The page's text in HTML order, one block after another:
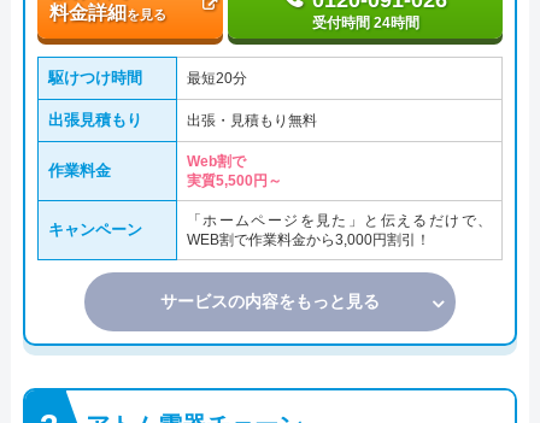
料金詳細 を見る 受付時間 24時間
駆けつけ時間 最短20分
出張見積もり 出張・見積もり無料
作業料金
Web割で
実質5,500円～
キャンペーン
「ホームページを見た」と伝えるだけで、
WEB割で作業料金から3,000円割引！
サービスの内容をもっと見る